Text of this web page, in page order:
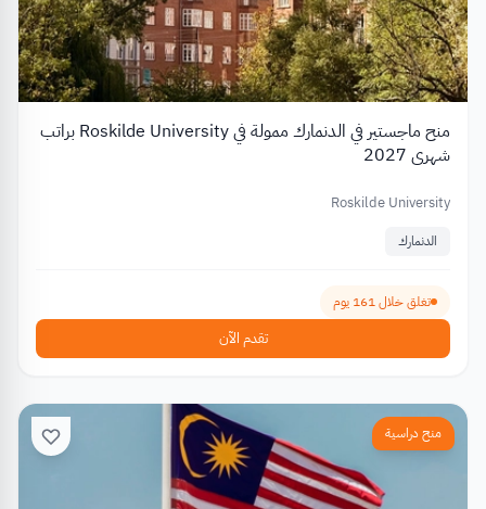
منح ماجستير في الدنمارك ممولة في Roskilde University براتب
شهري 2027
Roskilde University
الدنمارك
تغلق خلال 161 يوم
تقدم الآن
منح دراسية